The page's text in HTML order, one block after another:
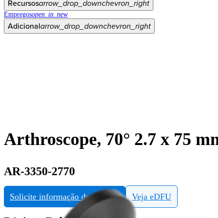
Recursosarrow_drop_downchevron_right
Empregosopen_in_new
Adicionalarrow_drop_downchevron_right
Arthroscope, 70° 2.7 x 75
AR-3350-2770
Solicite informação do produto Veja eDFU